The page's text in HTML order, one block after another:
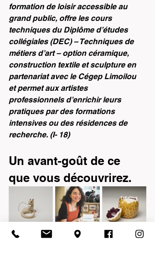
formation de loisir accessible au
grand public, offre les cours
techniques du Diplôme d’études
collégiales (DEC) – Techniques de
métiers d’art – option céramique,
construction textile et sculpture en
partenariat avec le Cégep Limoilou
et permet aux artistes
professionnels d’enrichir leurs
pratiques par des formations
intensives ou des résidences de
recherche. (I- 18)
Un avant-goût de ce
que vous découvrirez.